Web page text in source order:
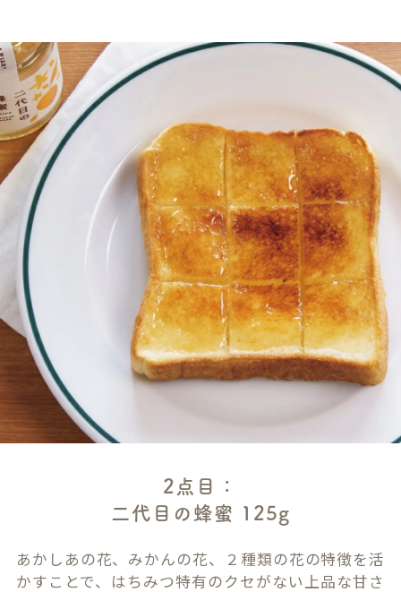
2点目：
二代目の蜂蜜 125g
あかしあの花、みかんの花、２種類の花の特徴を活
かすことで、はちみつ特有のクセがない上品な甘さ